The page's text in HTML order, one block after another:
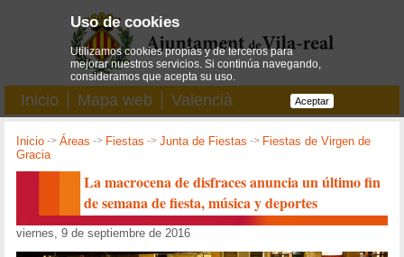
Inicio Mapa web Valencià
Inicio ->Áreas -> Fiestas ->Junta de Fiestas -> Fiestas de Virgen de
Gracia
La macrocena de disfraces anuncia un último fin
de semana de fiesta, música y deportes
viernes, 9 de septiembre de 2016
Uso de cookies
Utilizamos cookies propias y de terceros para
mejorar nuestros servicios. Si continúa navegando,
consideramos que acepta su uso.
Aceptar